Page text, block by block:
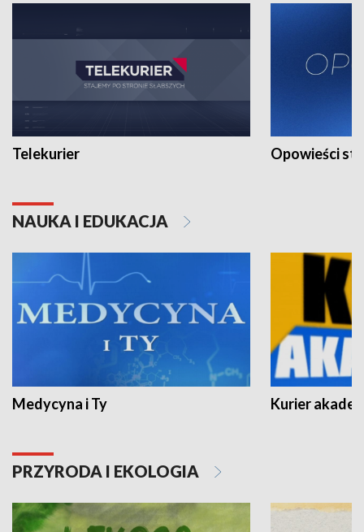
Telekurier Opowieści
NAUKA I EDUKACJA
Medycyna i Ty Kurier
PRZYRODA I EKOLOGIA